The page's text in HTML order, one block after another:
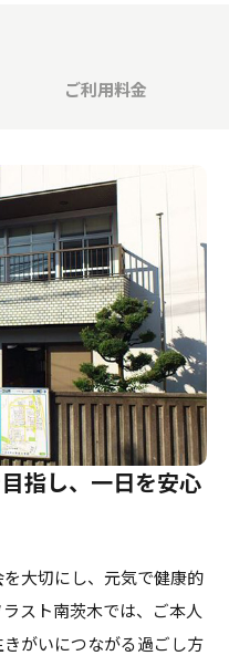
ご利用料金
指し、一日を安心
大切にし、元気で健康的
スト南茨木では、ご本人
がいにつながる過ごし方